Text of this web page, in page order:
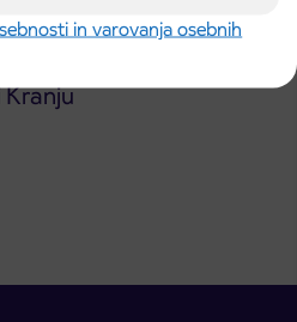
in varovanja osebnih
dela Škofjeloške